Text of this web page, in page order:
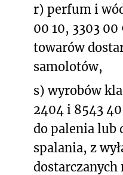
r) perfum i
00 10, 3303
towarów
samolotów,
s) wyrobów
2404 i 8543
do palenia lub
spalania, z
dostarczanych